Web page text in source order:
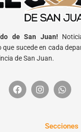
de San Juan!
sucede en cada
de San Juan.
Secciones